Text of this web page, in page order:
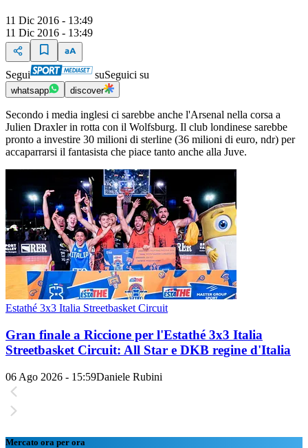
11 Dic 2016 - 13:49
11 Dic 2016 - 13:49
Segui suSeguici su
whatsapp discover
Secondo i media inglesi ci sarebbe anche l'Arsenal nella corsa a
Julien Draxler in rotta con il Wolfsburg. Il club londinese sarebbe
pronto a investire 30 milioni di sterline (36 milioni di euro, ndr) per
accaparrarsi il fantasista che piace tanto anche alla Juve.
Estathé 3x3 Italia Streetbasket Circuit
Gran finale a Riccione per l'Estathé 3x3 Italia
Streetbasket Circuit: All Star e DKB regine d'Italia
06 Ago 2026 - 15:59Daniele Rubini
Mercato ora per ora